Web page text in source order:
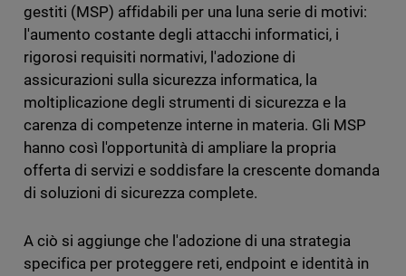
gestiti (MSP) affidabili per una luna serie di motivi:
l'aumento costante degli attacchi informatici, i
rigorosi requisiti normativi, l'adozione di
assicurazioni sulla sicurezza informatica, la
moltiplicazione degli strumenti di sicurezza e la
carenza di competenze interne in materia. Gli MSP
hanno così l'opportunità di ampliare la propria
offerta di servizi e soddisfare la crescente domanda
di soluzioni di sicurezza complete.
A ciò si aggiunge che l'adozione di una strategia
specifica per proteggere reti, endpoint e identità in